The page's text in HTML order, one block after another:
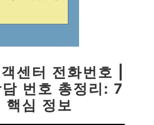
센터 전화번호 |
번호 총정리: 7
핵심 정보